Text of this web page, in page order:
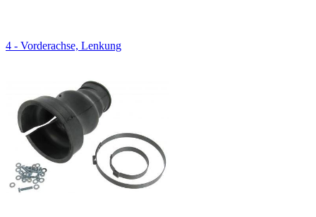
4 - Vorderachse, Lenkung